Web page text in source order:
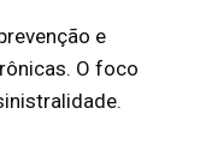
e
O foco